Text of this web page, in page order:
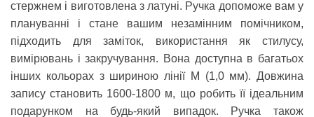
стержнем і виготовлена з латуні. Ручка допоможе вам у
плануванні і стане вашим незамінним помічником,
підходить для заміток, використання як стилусу,
вимірювань і закручування. Вона доступна в багатьох
інших кольорах з шириною лінії M (1,0 мм). Довжина
запису становить 1600-1800 м, що робить її ідеальним
подарунком на будь-який випадок. Ручка також